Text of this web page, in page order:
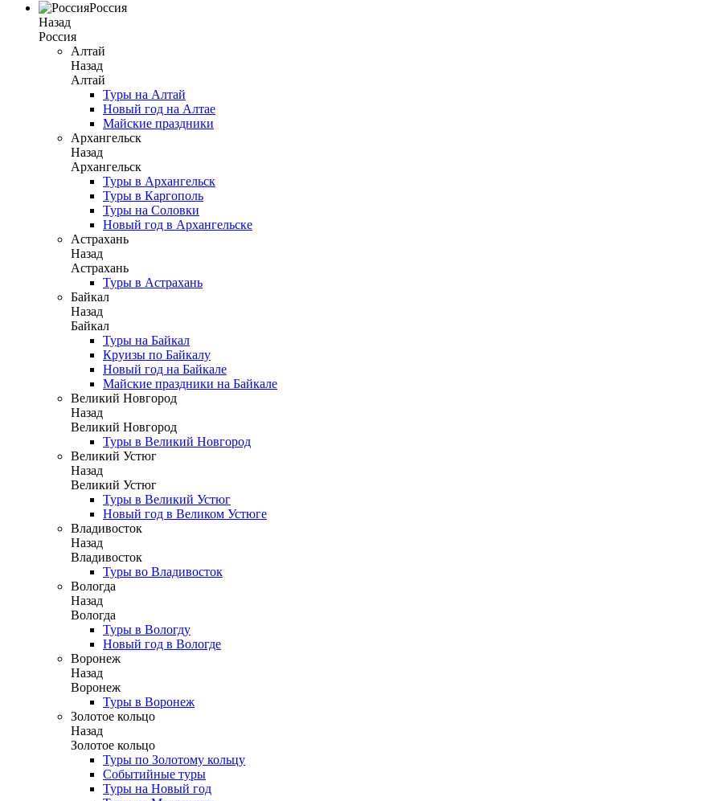
Россия
Назад
Россия
Алтай
Назад
Алтай
Туры на Алтай
Новый год на Алтае
Майские праздники
Архангельск
Назад
Архангельск
Туры в Архангельск
Туры в Каргополь
Туры на Соловки
Новый год в Архангельске
Астрахань
Назад
Астрахань
Туры в Астрахань
Байкал
Назад
Байкал
Туры на Байкал
Круизы по Байкалу
Новый год на Байкале
Майские праздники на Байкале
Великий Новгород
Назад
Великий Новгород
Туры в Великий Новгород
Великий Устюг
Назад
Великий Устюг
Туры в Великий Устюг
Новый год в Великом Устюге
Владивосток
Назад
Владивосток
Туры во Владивосток
Вологда
Назад
Вологда
Туры в Вологду
Новый год в Вологде
Воронеж
Назад
Воронеж
Туры в Воронеж
Золотое кольцо
Назад
Золотое кольцо
Туры по Золотому кольцу
Событийные туры
Туры на Новый год